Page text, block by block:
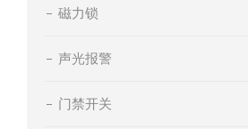
磁力锁
声光报警
门禁开关